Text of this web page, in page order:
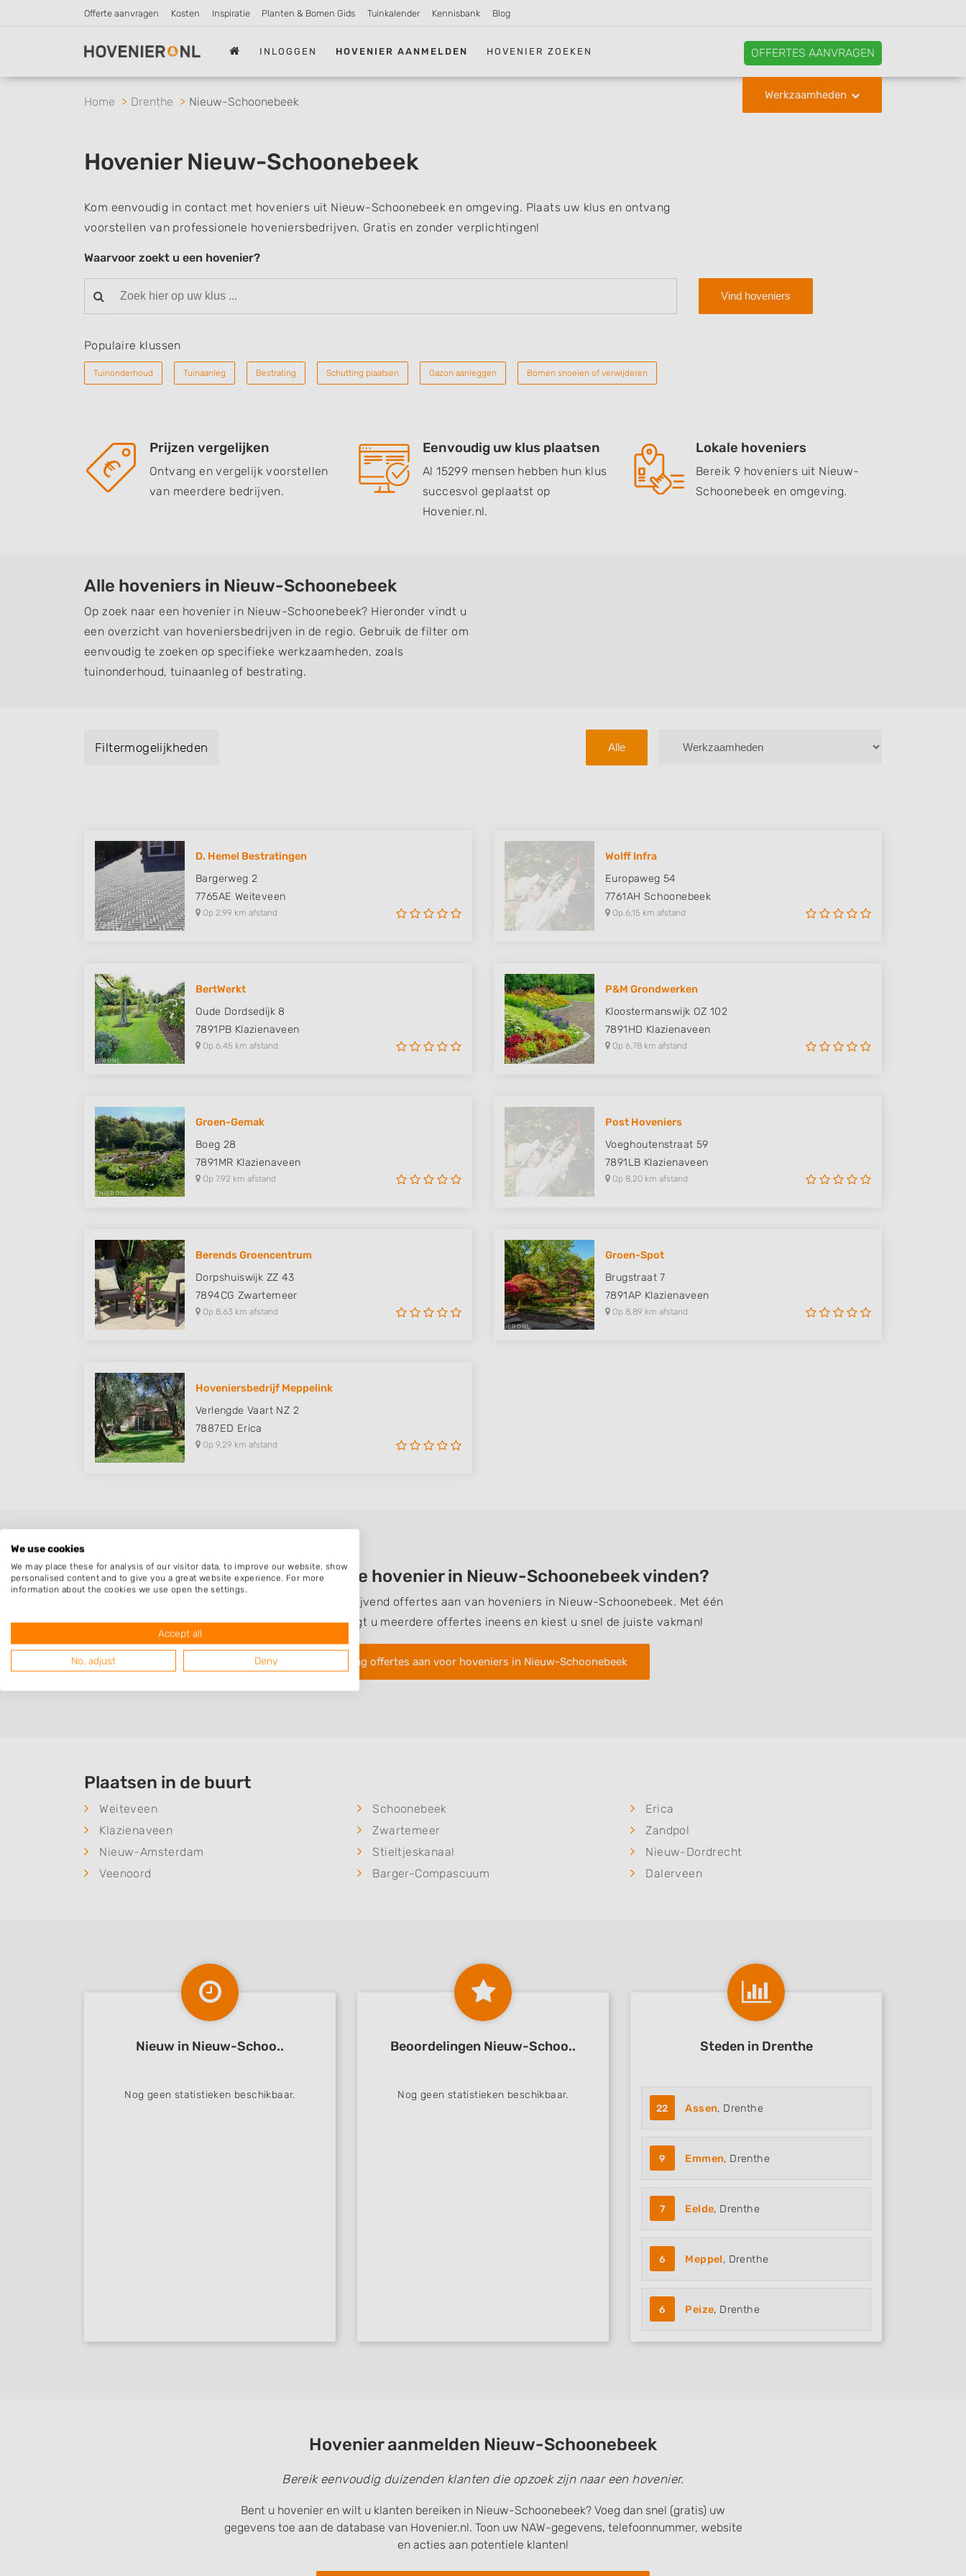
Offerte aanvragen Kosten Inspiratie Planten & Bomen Gids Tuinkalender Kennisbank Blog
INLOGGEN HOVENIER AANMELDEN HOVENIER ZOEKEN OFFERTES AANVRAGEN
Werkzaamheden
Home Drenthe Nieuw-Schoonebeek
Hovenier Nieuw-Schoonebeek
Kom eenvoudig in contact met hoveniers uit Nieuw-Schoonebeek en omgeving. Plaats uw klus en ontvang
voorstellen van professionele hoveniersbedrijven. Gratis en zonder verplichtingen!
Waarvoor zoekt u een hovenier?
Vind hoveniers
Populaire klussen
Tuinonderhoud Tuinaanleg Bestrating Schutting plaatsen Gazon aanleggen Bomen snoeien of verwijderen
Prijzen vergelijken
Ontvang en vergelijk voorstellen
van meerdere bedrijven.
Eenvoudig uw klus plaatsen
Al 15299 mensen hebben hun klus
succesvol geplaatst op
Hovenier.nl.
Lokale hoveniers
Bereik 9 hoveniers uit Nieuw-
Schoonebeek en omgeving.
Alle hoveniers in Nieuw-Schoonebeek
Op zoek naar een hovenier in Nieuw-Schoonebeek? Hieronder vindt u
een overzicht van hoveniersbedrijven in de regio. Gebruik de filter om
eenvoudig te zoeken op specifieke werkzaamheden, zoals
tuinonderhoud, tuinaanleg of bestrating.
Filtermogelijkheden Alle
D. Hemel Bestratingen
Bargerweg 2
7765AE Weiteveen
Op 2,99 km afstand
Wolff Infra
Europaweg 54
7761AH Schoonebeek
Op 6,15 km afstand
BertWerkt
Oude Dordsedijk 8
7891PB Klazienaveen
Op 6,45 km afstand
P&M Grondwerken
Kloostermanswijk OZ 102
7891HD Klazienaveen
Op 6,78 km afstand
Groen-Gemak
Boeg 28
7891MR Klazienaveen
Op 7,92 km afstand
Post Hoveniers
Voeghoutenstraat 59
7891LB Klazienaveen
Op 8,20 km afstand
Berends Groencentrum
Dorpshuiswijk ZZ 43
7894CG Zwartemeer
Op 8,63 km afstand
Groen-Spot
Brugstraat 7
7891AP Klazienaveen
Op 8,89 km afstand
Hoveniersbedrijf Meppelink
Verlengde Vaart NZ 2
7887ED Erica
Op 9,29 km afstand
Snel de juiste hovenier in Nieuw-Schoonebeek vinden?
Vraag gratis en vrijblijvend offertes aan van hoveniers in Nieuw-Schoonebeek. Met één
aanvraag ontvangt u meerdere offertes ineens en kiest u snel de juiste vakman!
Vraag offertes aan voor hoveniers in Nieuw-Schoonebeek
Plaatsen in de buurt
Weiteveen Schoonebeek
Erica
Klazienaveen
Zwartemeer
Zandpol
Nieuw-Amsterdam
Stieltjeskanaal
Nieuw-Dordrecht
Veenoord
Barger-Compascuum Dalerveen
Nieuw in Nieuw-Schoo..
Nog geen statistieken beschikbaar.
Beoordelingen Nieuw-Schoo..
Nog geen statistieken beschikbaar.
Steden in Drenthe
22 Assen, Drenthe
9 Emmen, Drenthe
7 Eelde, Drenthe
6 Meppel, Drenthe
6 Peize, Drenthe
Hovenier aanmelden Nieuw-Schoonebeek
Bereik eenvoudig duizenden klanten die opzoek zijn naar een hovenier.
Bent u hovenier en wilt u klanten bereiken in Nieuw-Schoonebeek? Voeg dan snel (gratis) uw
gegevens toe aan de database van Hovenier.nl. Toon uw NAW-gegevens, telefoonnummer, website
en acties aan potentiele klanten!
We use cookies
We may place these for analysis of our visitor data, to improve our website, show
personalised content and to give you a great website experience. For more
information about the cookies we use open the settings.
Accept all
No, adjust Deny